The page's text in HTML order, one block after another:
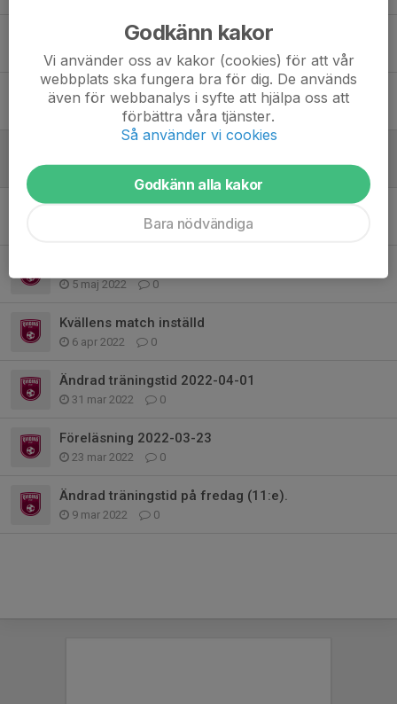
ESKILSCUPEN, VIKTIG INFO
11 jul 2022
Gothia och Eskilscupen i sommar
23 jun 2022 0
23 maj 2022 1
Inställd match 2022-05-21
0
5 maj 2022 0
Kvällens match inställd
6 apr 2022 0
Ändrad träningstid 2022-04-01
31 mar 2022 0
Föreläsning 2022-03-23
23 mar 2022 0
Ändrad träningstid på fredag (11:e).
9 mar 2022 0
Godkänn kakor
Vi använder oss av kakor (cookies) för att vår
webbplats ska fungera bra för dig. De används
även för webbanalys i syfte att hjälpa oss att
förbättra våra tjänster.
Så använder vi cookies
Godkänn alla kakor
Bara nödvändiga